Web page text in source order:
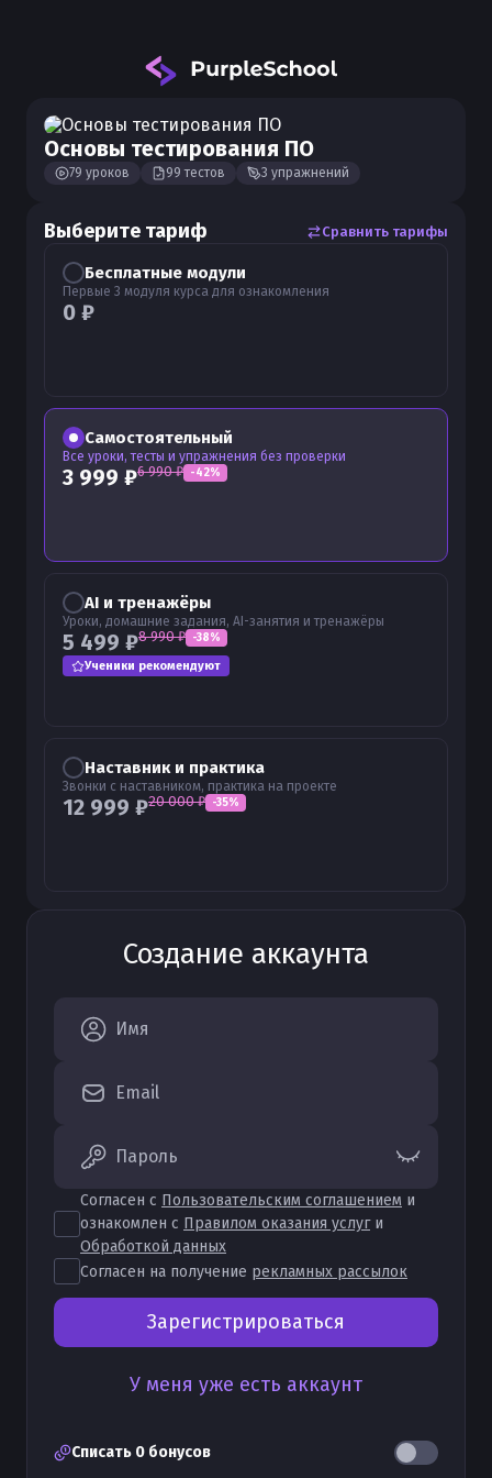
Основы тестирования ПО
79 уроков 99 тестов 3 упражнений
Выберите тариф Сравнить тарифы
Бесплатные модули
Первые 3 модуля курса для ознакомления
0 ₽
Самостоятельный
Все уроки, тесты и упражнения без проверки
3 999 ₽6 990₽ -42%
AI и тренажёры
Уроки, домашние задания, AI-занятия и тренажёры
5 499 ₽8 990₽ -38%
Ученики рекомендуют
Наставник и практика
Звонки с наставником, практика на проекте
12 999 ₽20 000₽ -35%
Создание аккаунта
Имя
Email
Пароль
Согласен с Пользовательским соглашением и
ознакомлен с Правилом оказания услуг и
Обработкой данных
Согласен на получение рекламных рассылок
Зарегистрироваться
У меня уже есть аккаунт
Списать 0 бонусов